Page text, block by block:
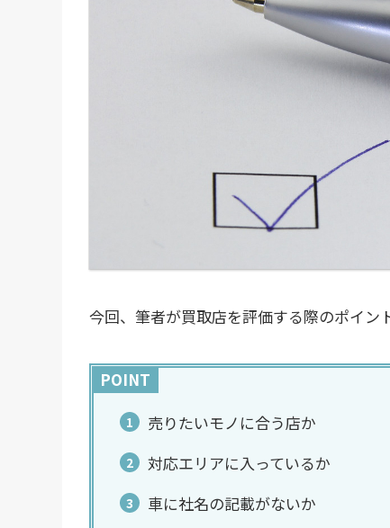
今回、筆者が買取店を評価する際のポイン
POINT
売りたいモノに合う店か
対応エリアに入っているか
車に社名の記載がないか